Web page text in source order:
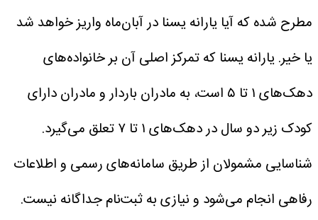
مطرح شده که آیا یارانه یسنا در آبان‌ماه واریز خواهد شد
یا خیر.یارانه یسنا که تمرکز اصلی آن بر خانواده‌های
دهک‌های ۱ تا ۵ است، به مادران باردار و مادران دارای
کودک زیر دو سال در دهک‌های ۱ تا ۷ تعلق می‌گیرد.
شناسایی مشمولان از طریق سامانه‌های رسمی و اطلاعات
رفاهی انجام می‌شود و نیازی به ثبت‌نام جداگانه نیست.